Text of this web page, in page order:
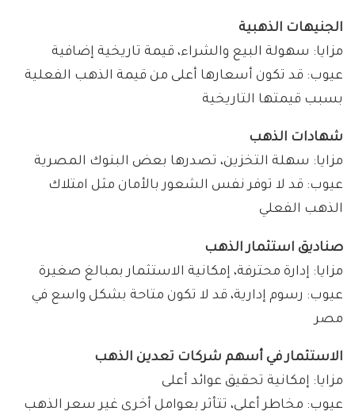
الجنيهات الذهبية
مزايا: سهولة البيع والشراء، قيمة تاريخية إضافية
عيوب: قد تكون أسعارها أعلى من قيمة الذهب الفعلية
بسبب قيمتها التاريخية
شهادات الذهب
مزايا: سهلة التخزين، تصدرها بعض البنوك المصرية
عيوب: قد لا توفر نفس الشعور بالأمان مثل امتلاك
الذهب الفعلي
صناديق استثمار الذهب
مزايا: إدارة محترفة، إمكانية الاستثمار بمبالغ صغيرة
عيوب: رسوم إدارية، قد لا تكون متاحة بشكل واسع في
مصر
الاستثمار في أسهم شركات تعدين الذهب
مزايا: إمكانية تحقيق عوائد أعلى
عيوب: مخاطر أعلى، تتأثر بعوامل أخرى غير سعر الذهب